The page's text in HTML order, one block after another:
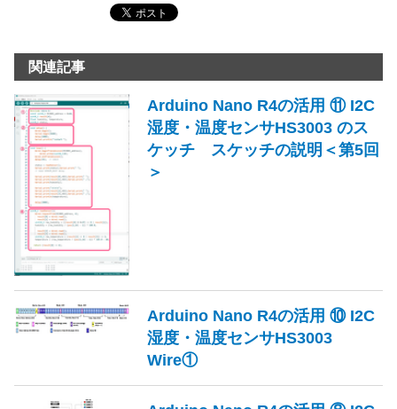
関連記事
Arduino Nano R4の活用 ⑪ I2C
湿度・温度センサHS3003 のス
ケッチ スケッチの説明＜第5回
＞
Arduino Nano R4の活用 ⑩ I2C
湿度・温度センサHS3003
Wire①